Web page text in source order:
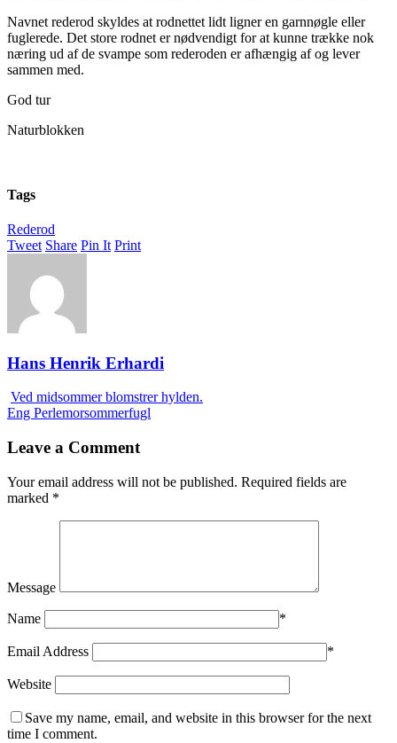
Navnet rederod skyldes at rodnettet lidt ligner en garnnøgle eller
fuglerede. Det store rodnet er nødvendigt for at kunne trække nok
næring ud af de svampe som rederoden er afhængig af og lever
sammen med.
God tur
Naturblokken
Tags
Rederod
Tweet Share Pin It Print
Hans Henrik Erhardi
Ved midsommer blomstrer hylden.
Eng Perlemorsommerfugl
Leave a Comment
Your email address will not be published. Required fields are
marked *
Message
Name *
Email Address *
Website
Save my name, email, and website in this browser for the next
time I comment.